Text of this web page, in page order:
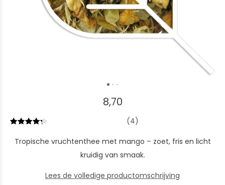
8,70
(4)
Tropische vruchtenthee met mango – zoet, fris en licht
kruidig van smaak.
Lees de volledige productomschrijving